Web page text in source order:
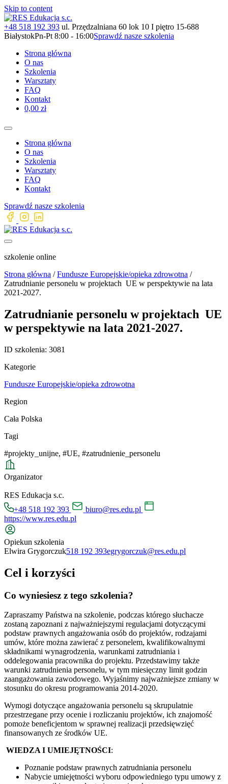
Skip to content
+48 518 192 393 ul. Przędzalniana 60 lok 10 I piętro 15-688
BiałystokPn-Pt 8:00 - 16:00Sprawdź nasze szkolenia
Strona główna
O nas
Szkolenia
Warsztaty
FAQ
Kontakt
0,00 zł
Strona główna
O nas
Szkolenia
Warsztaty
FAQ
Kontakt
Sprawdź nasze szkolenia
szkolenie online
Strona główna /Fundusze Europejskie/opieka zdrowotna /
Zatrudnianie personelu w projektach UE w perspektywie na lata
2021-2027.
Zatrudnianie personelu w projektach UE
w perspektywie na lata 2021-2027.
ID szkolenia: 3081
Kategorie
Fundusze Europejskie/opieka zdrowotna
Region
Cała Polska
Tagi
#projekty_unijne, #UE, #zatrudnienie_personelu
Organizator
RES Edukacja s.c.
+48 518 192 393
biuro@res.edu.pl
https://www.res.edu.pl
Opiekun szkolenia
Elwira Grygorczuk518 192 393egrygorczuk@res.edu.pl
Cel i korzyści
Co wyniesiesz z tego szkolenia?
Zapraszamy Państwa na szkolenie, podczas którego słuchacze
zostaną zapoznani z najważniejszymi regulacjami dotyczącymi
podstaw prawnych angażowania osób do projektów, rodzajami
umów, które można zawierać z personelem, kwalifikowalnymi
składnikami wynagrodzenia, warunkami zatrudniania i
oddelegowania pracownika do projektu. Przedstawimy także
warunki zatrudnienia personelu, w tym miesięczny limit godzin
zaangażowania zawodowego. Wyjaśnimy najważniejsze zmiany w
stosunku do okresu programowania 2014-2020.
Wymogi dotyczące angażowania personelu są skrupulatnie
przestrzegane przy ocenie i rozliczaniu projektów, ich znajomość
pomoże beneficjentom w sprawnej realizacji przedsięwzięć
finansowanych ze środków UE.
WIEDZA I UMIEJĘTNOŚCI:
Poznanie podstaw prawnych zatrudniania personelu
Nabycie umiejętności wyboru odpowiedniego typu umowy z